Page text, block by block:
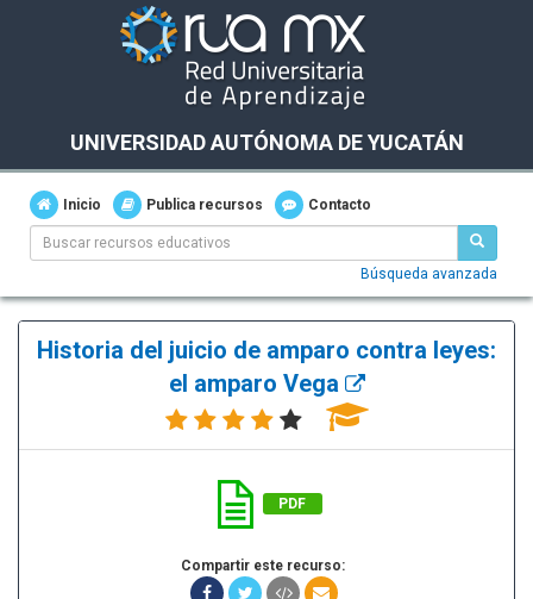
UNIVERSIDAD AUTÓNOMA DE YUCATÁN
Inicio Publica recursos Contacto
Búsqueda avanzada
Historia del juicio de amparo contra leyes:
el amparo Vega
PDF
Compartir este recurso: